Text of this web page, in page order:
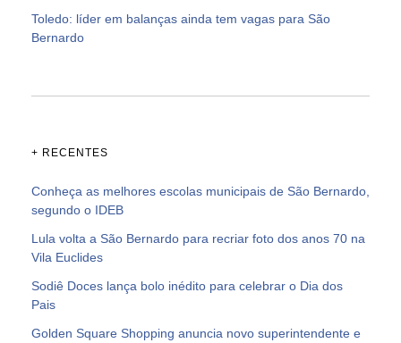
Toledo: líder em balanças ainda tem vagas para São
Bernardo
+ RECENTES
Conheça as melhores escolas municipais de São Bernardo,
segundo o IDEB
Lula volta a São Bernardo para recriar foto dos anos 70 na
Vila Euclides
Sodiê Doces lança bolo inédito para celebrar o Dia dos
Pais
Golden Square Shopping anuncia novo superintendente e